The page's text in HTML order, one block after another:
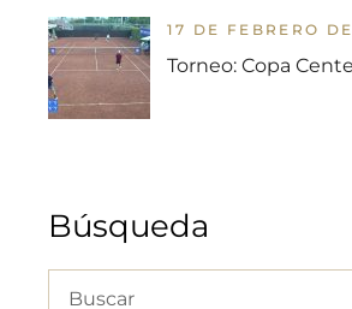
17 DE FEBRERO
Torneo: Copa
Búsqueda